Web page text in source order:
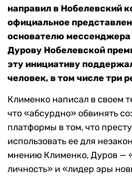
направил в Нобелевский
официальное
основателю мессенджера
Дурову Нобелевской
эту инициативу
человек, в том числе три
Клименко написал в своем
что «абсурдно» обвинять
платформы в том, что
использовать ее для
мнению Клименко, Дуров —
личность» и «лидер эры